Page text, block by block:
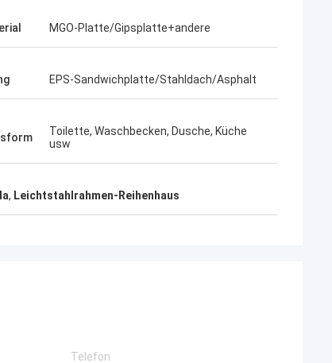
Ein was für wunderbares Team, ich
werden.
MGO-Platte/Gipsplatte+andere
EPS-Sandwichplatte/Stahldach/Asphalt
Toilette, Waschbecken, Dusche, Küche
usw
, Leichtstahlrahmen-Reihenhaus